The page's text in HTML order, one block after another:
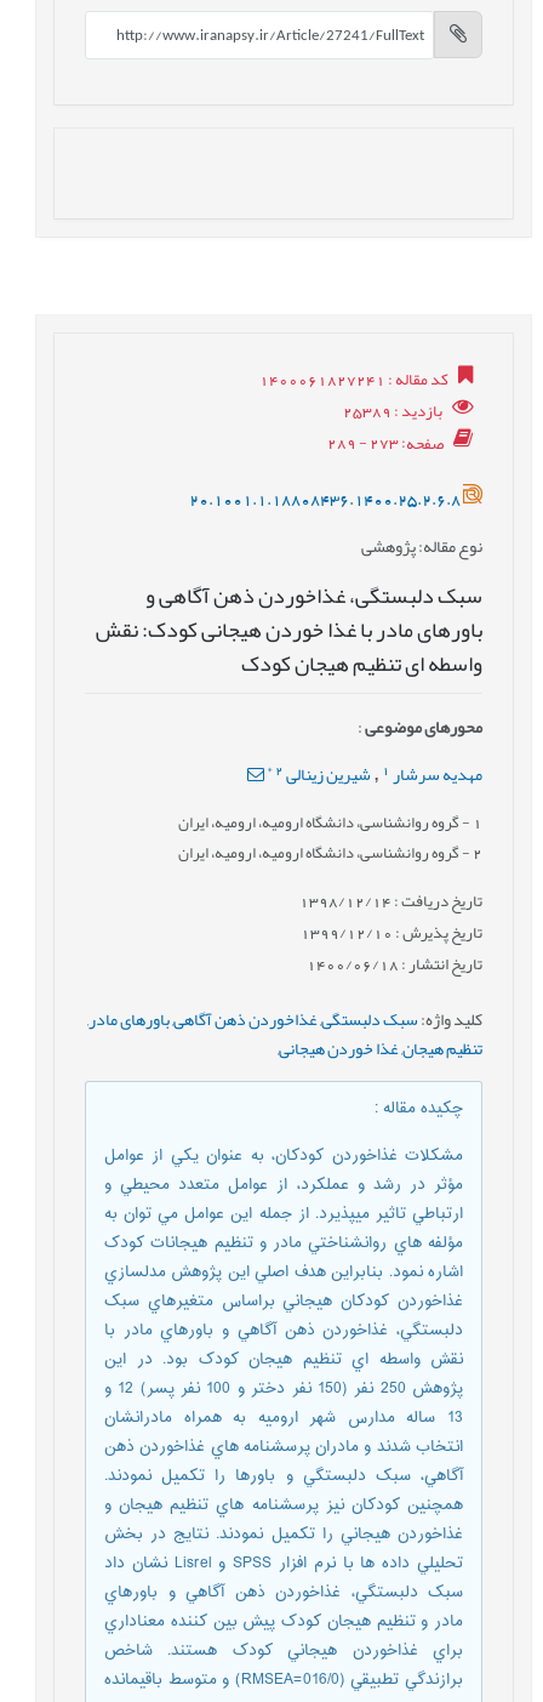
کد مقاله: 1400061827241
بازدید: 25389
صفحه: 273 - 289
20.1001.1.18808436.1400.25.2.6.8
نوع مقاله: پژوهشی
سبک دلبستگی، غذاخوردن ذهن آگاهی و
باورهای مادر با غذا خوردن هيجانی کودک: نقش
واسطه ای تنظيم هيجان کودک
محورهای موضوعی:
مهدیه سرشار , شیرین زینالی 2
*
- گروه روانشناسی، دانشگاه ارومیه، ارومیه، ایران
2- گروه روانشناسی، دانشگاه ارومیه، ارومیه، ایران
تاریخ دریافت : 1398/12/14
تاریخ پذیرش : 1399/12/10
تاریخ انتشار : 1400/06/18
کلید واژه:سبک دلبستگی,غذاخوردن ذهن آگاهی,باورهای مادر,
تنظيم هيجان,غذا خوردن هيجانی,
چکیده مقاله:
مشکلات غذاخوردن کودکان، به عنوان يکي از عوامل
مؤثر در رشد و عملکرد، از عوامل متعدد محيطي و
ارتباطي تاثير ميپذيرد. از جمله اين عوامل مي توان به
مؤلفه هاي روانشناختي مادر و تنظيم هيجانات کودک
اشاره نمود. بنابراين هدف اصلي اين پژوهش مدلسازي
غذاخوردن کودکان هيجاني براساس متغيرهاي سبک
دلبستگي، غذاخوردن ذهن آگاهي و باورهاي مادر با
نقش واسطه اي تنظيم هيجان کودک بود. در اين
پژوهش 250 نفر (150 نفر دختر و 100 نفر پسر) 12 و
13 ساله مدارس شهر اروميه به همراه مادرانشان
انتخاب شدند و مادران پرسشنامه هاي غذاخوردن ذهن
آگاهي، سبک دلبستگي و باورها را تکميل نمودند.
همچنين کودکان نيز پرسشنامه هاي تنظيم هيجان و
غذاخوردن هيجاني را تکميل نمودند. نتايج در بخش
تحليلي داده ها با نرم افزار SPSS و Lisrel نشان داد
سبک دلبستگي، غذاخوردن ذهن آگاهي و باورهاي
مادر و تنظيم هيجان کودک پيش بين کننده معناداري
براي غذاخوردن هيجاني کودک هستند. شاخص
برازندگي تطبيقي (016/0=RMSEA) و متوسط باقيمانده